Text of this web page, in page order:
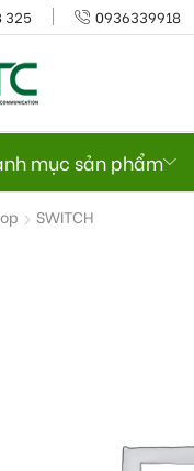
325 0936339918
mục sản phẩm
SWITCH